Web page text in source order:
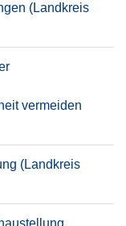
(Landkreis
vermeiden
(Landkreis